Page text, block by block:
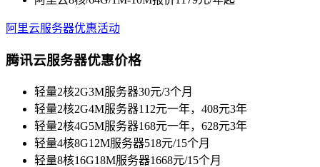
阿里云服务器优惠活动
腾讯云服务器优惠价格
轻量2核2G3M服务器30元/3个月
轻量2核2G4M服务器112元一年，408元3年
轻量2核4G5M服务器168元一年，628元3年
轻量4核8G12M服务器518元/15个月
轻量8核16G18M服务器1668元/15个月